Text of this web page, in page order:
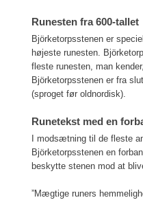
Runesten fra 600-tallet
Björketorpsstenen er
højeste runesten.
fleste runesten, man
Björketorpsstenen er fra
(sproget før oldnordisk).
Runetekst med en
I modsætning til de fleste
Björketorpsstenen en
beskytte stenen mod at
”Mægtige runers